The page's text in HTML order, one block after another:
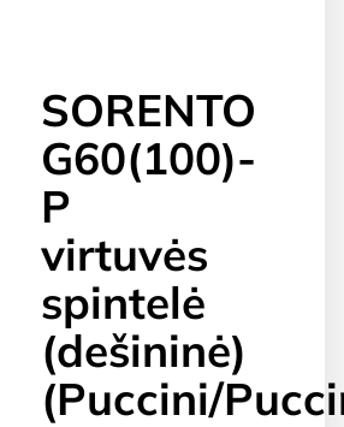
SORENTO
G60(100)-
P
virtuvės
spintelė
(dešininė)
(Puccini/